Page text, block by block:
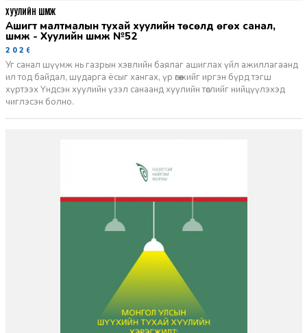
Ашигт малтмалын тухай хуулийн төсөлд өгөх санал,
шүүмж - Хуулийн шүүмж №52
2026-06-29
Уг санал шүүмж нь газрын хэвлийн баялаг ашиглах үйл ажиллагаанд
ил тод байдал, шударга ёсыг хангах, үр өгөөжийг иргэн бүрд тэгш
хүртээх Үндсэн хуулийн үзэл санаанд хуулийн төслийг нийцүүлэхэд
чиглэсэн болно.
ХУУЛИЙН ШҮҮМЖ